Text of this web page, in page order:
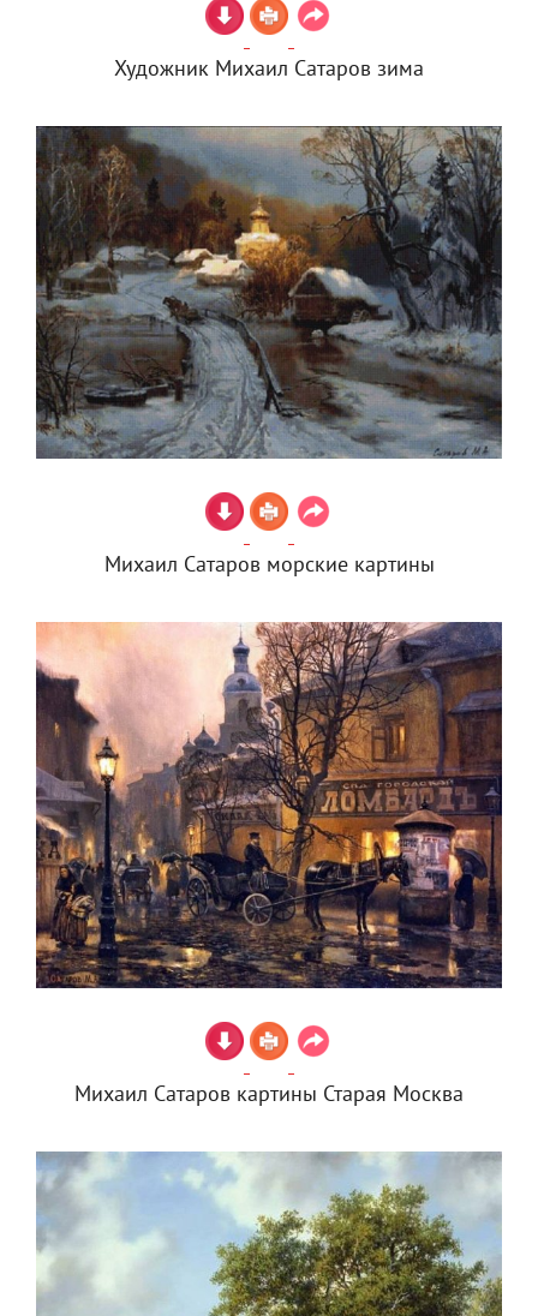
Художник Михаил Сатаров зима
Михаил Сатаров морские картины
Михаил Сатаров картины Старая Москва